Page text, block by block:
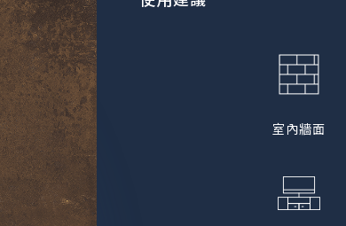
室內牆面